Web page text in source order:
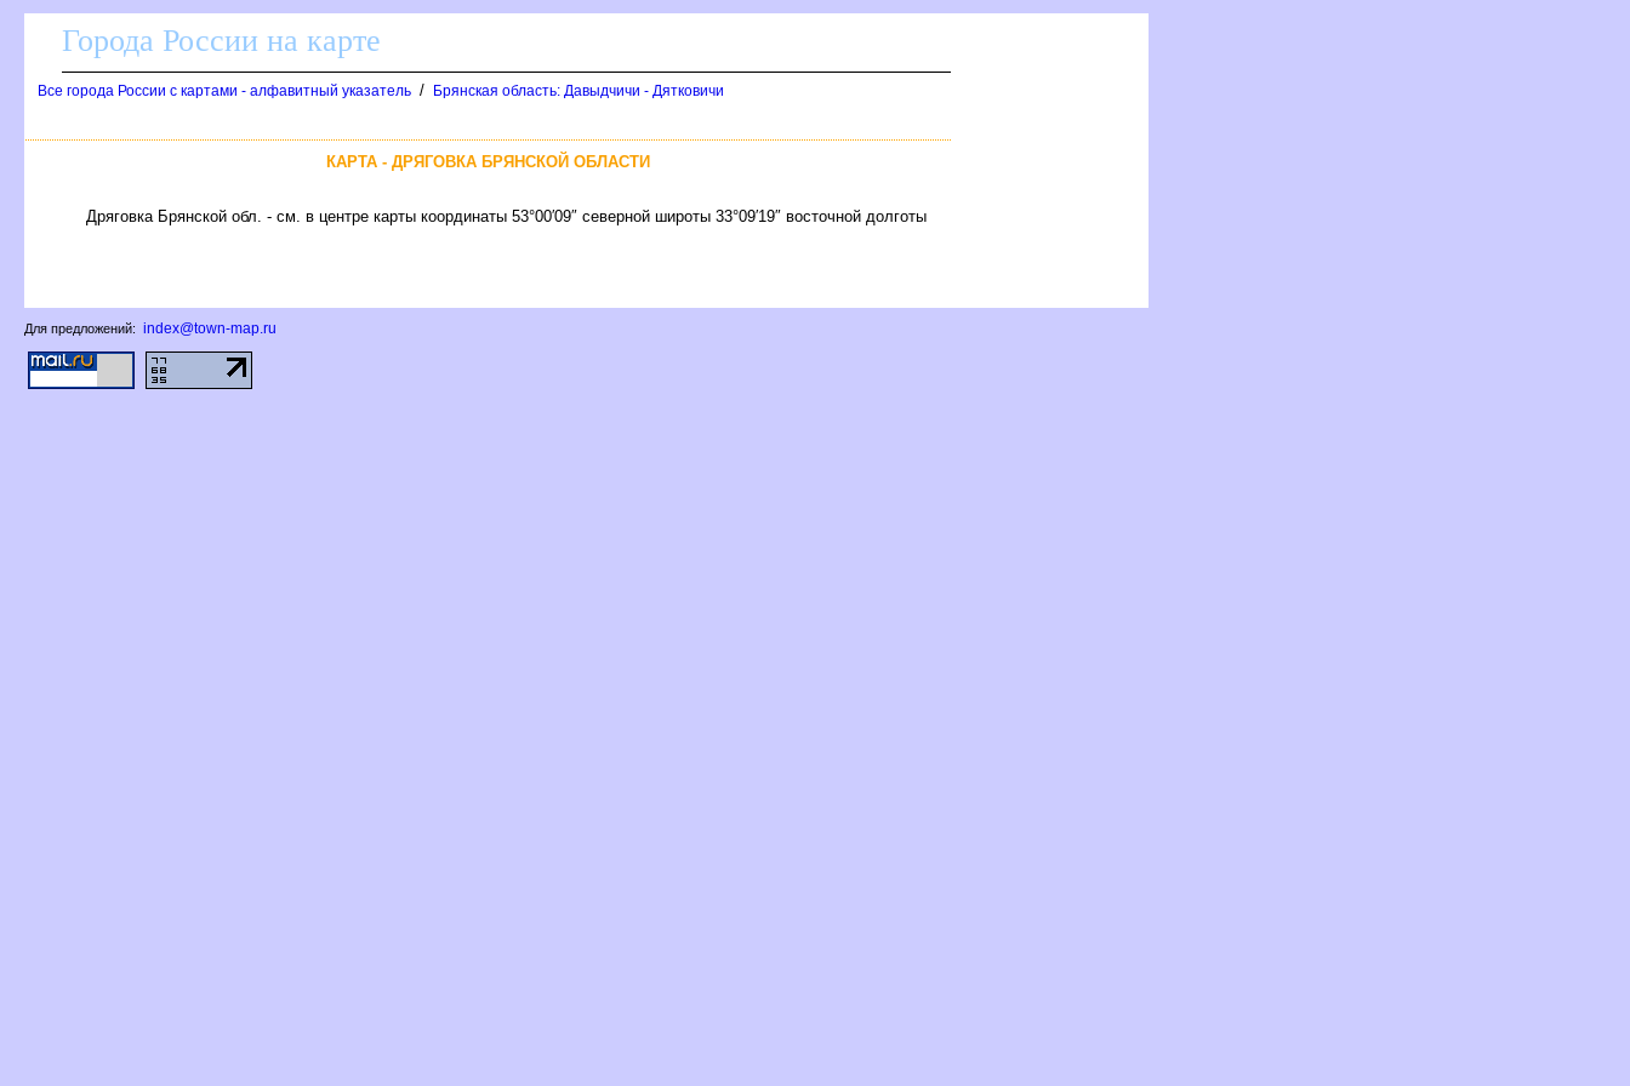
Города России на карте
се города России с картами - алфавитный указатель / Брянская область: Давыдчичи - Дятковичи
КАРТА - ДРЯГОВКА БРЯНСКОЙ ОБЛАСТИ
Дряговка Брянской обл. - см. в центре карты координаты 53°00′09″ северной широты 33°09′19″ восточной долготы
Для предложений: index@town-map.ru